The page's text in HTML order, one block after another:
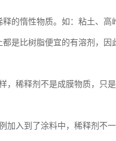
的惰性物质。如：粘土、
是比树脂便宜的有溶剂，因
，稀释剂不是成膜物质，只
加入到了涂料中，稀释剂不